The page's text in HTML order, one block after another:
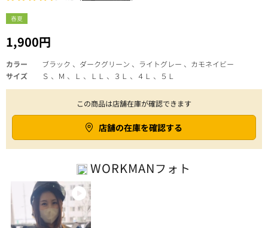
春夏
1,900円
カラー
ブラック 、ダークグリーン 、ライトグレー 、カモネイビー
サイズ
Ｓ 、Ｍ 、Ｌ 、ＬＬ 、３Ｌ 、４Ｌ 、５Ｌ
この商品は店舗在庫が確認できます
店舗の在庫を確認する
WORKMANフォト